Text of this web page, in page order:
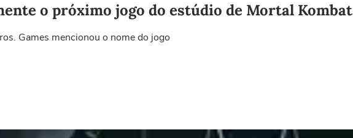
o próximo jogo do estúdio de Mortal Kombat
Games mencionou o nome do jogo